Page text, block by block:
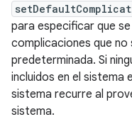
para especificar que
complicaciones que
predeterminada. Si
incluidos en el sistema
sistema recurre al
sistema.